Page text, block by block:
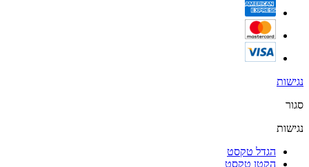
נגישות
סגור
נגישות
הגדל טקסט
הקטן טקסט